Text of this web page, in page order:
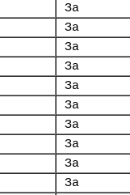
За
За
За
За
За
За
За
За
За
За